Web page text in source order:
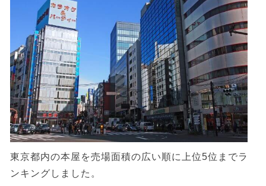
東京都内の本屋を売場面積の広い順に上位5位までラ
ンキングしました。